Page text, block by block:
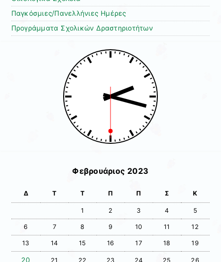
Παγκόσμιες/Πανελλήνιες Ημέρες
Προγράμματα Σχολικών Δραστηριοτήτων
Φεβρουάριος 2023
Δ Τ Τ Π Π Σ Κ
1 2 3 4 5
6 7 8 9 10 11 12
13 14 15 16 17 18 19
20 21 22 23 24 25 26